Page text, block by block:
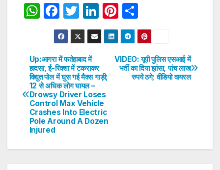
W
s
A
p
p
F
a
c
e
b
o
o
k
T
w
itt
er
Li
n
k
dI
n
Pi
nt
er
e
st
h
ar
e
Post
navigation
VIDEO: यूपी पुलिस एसआई में
भर्ती का दिया झांसा, पांच लाख
रुपये ठगे; वीडियो वायरल
Up:आगरा में फतेहाबाद में
हादसा, ई-रिक्शा में टकराकर
विद्युत पोल में घुस गई मैक्स गाड़ी;
12 से अधिक लोग घायल –
Drowsy Driver Loses
Control Max Vehicle
Crashes Into Electric
Pole Around A Dozen
Injured